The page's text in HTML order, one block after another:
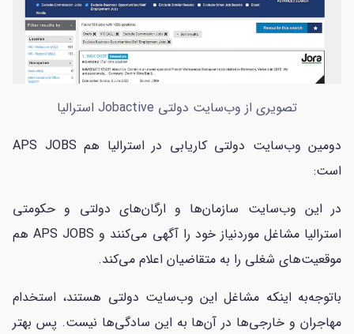
تصویری از وب‌سایت دولتی Jobactive استرالیا
دومین وب‌سایت دولتی کاریابی در استرالیا هم APS JOBS
است:
در این وب‌سایت سازمان‌ها و ارگان‌های دولتی و حکومتی
استرالیا مشاغل موردنیاز خود را آگهی می‌کنند و APS JOBS هم
موقعیت‌های شغلی را به متقاضیان اعلام می‌کند.
باتوجه‌به اینکه مشاغل این وب‌سایت دولتی هستند، استخدام
مهاجران و خارجی‌ها در آن‌ها به این سادگی‌ها نیست. پس بهتر